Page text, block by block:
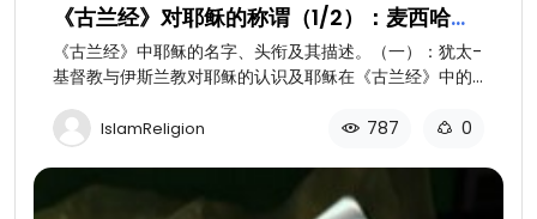
《古兰经》对耶稣的称谓（1/2）：麦西哈及
其奇迹
《古兰经》中耶稣的名字、头衔及其描述。（一）：犹太-
基督教与伊斯兰教对耶稣的认识及耶稣在《古兰经》中的
IslamReligion 787 0